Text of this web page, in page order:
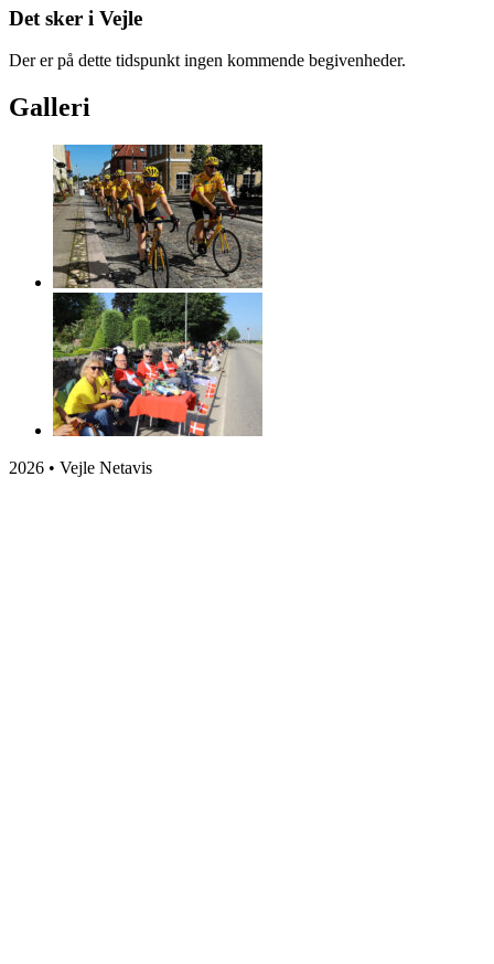
Det sker i Vejle
Der er på dette tidspunkt ingen kommende begivenheder.
Galleri
2026 • Vejle Netavis